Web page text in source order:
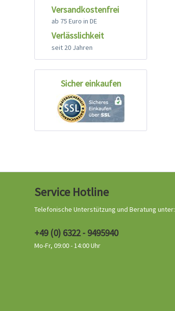
Versandkostenfrei
ab 75 Euro in DE
Verlässlichkeit
seit 20 Jahren
Sicher einkaufen
Service Hotline
Telefonische Unterstützung und Beratung unter:
+49 (0) 6322 - 9495940
Mo-Fr, 09:00 - 14:00 Uhr